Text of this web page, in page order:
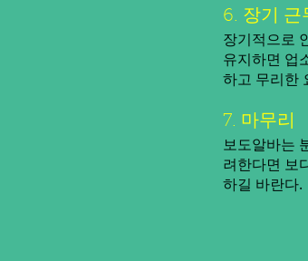
6. 장기 근
장기적으로
유지하면 업
하고 무리한
7. 마무리
보도알바는
려한다면 보
하길 바란다.